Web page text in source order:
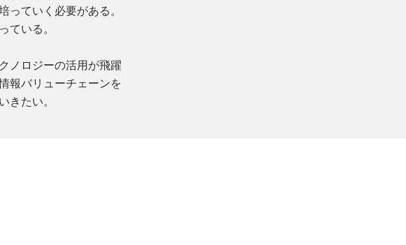
っていく必要がある。
ている。
ノロジーの活用が飛躍
報バリューチェーンを
きたい。